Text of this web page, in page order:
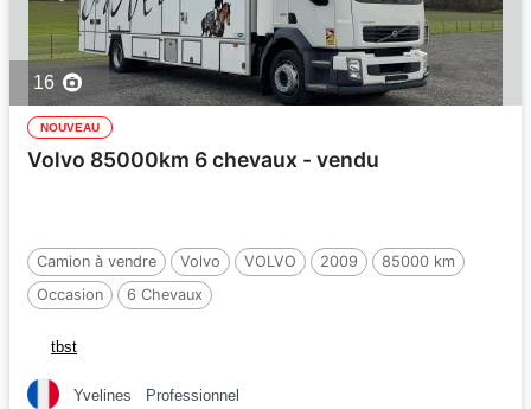
16
NOUVEAU
Volvo 85000km 6 chevaux - vendu
Camion à vendre Volvo VOLVO 2009
85000 km
Occasion
6 Chevaux
tbst
Yvelines Professionnel